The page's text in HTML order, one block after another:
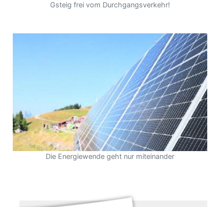
Gsteig frei vom Durchgangsverkehr!
Die Energiewende geht nur miteinander